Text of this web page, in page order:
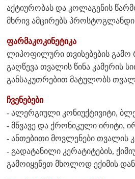
აქტიურობას და კოლაგენის
მხრივ ამცირებს
ფარმაკოკინეტიკა
ლიპოფილური თვისებების გამო
გაღწევა თვალის წინა კამერის
განსაკუთრებით მატულობს
ჩვენებები
- ალერგიული კონიუქტივიტი,
- მწვავე და ქრონიკული ირიტი,
- ანთებითი მოვლენები თვალის
- გადატანილი კერატიტების,
გამოიყენეთ მხოლოდ ექიმის